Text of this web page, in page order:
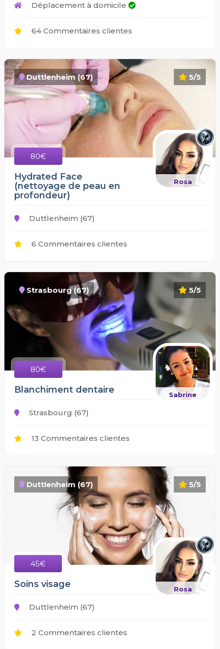
Déplacement à domicile
64 Commentaires clientes
5/5
Duttlenheim (67)
80€
Rosa
Hydrated Face
(nettoyage de peau en
profondeur)
Duttlenheim (67)
6 Commentaires clientes
5/5
Strasbourg (67)
80€
Sabrine
Blanchiment dentaire
Strasbourg (67)
13 Commentaires clientes
5/5
Duttlenheim (67)
45€
Rosa
Soins visage
Duttlenheim (67)
2 Commentaires clientes